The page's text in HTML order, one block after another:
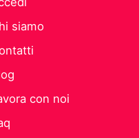
siamo
con noi